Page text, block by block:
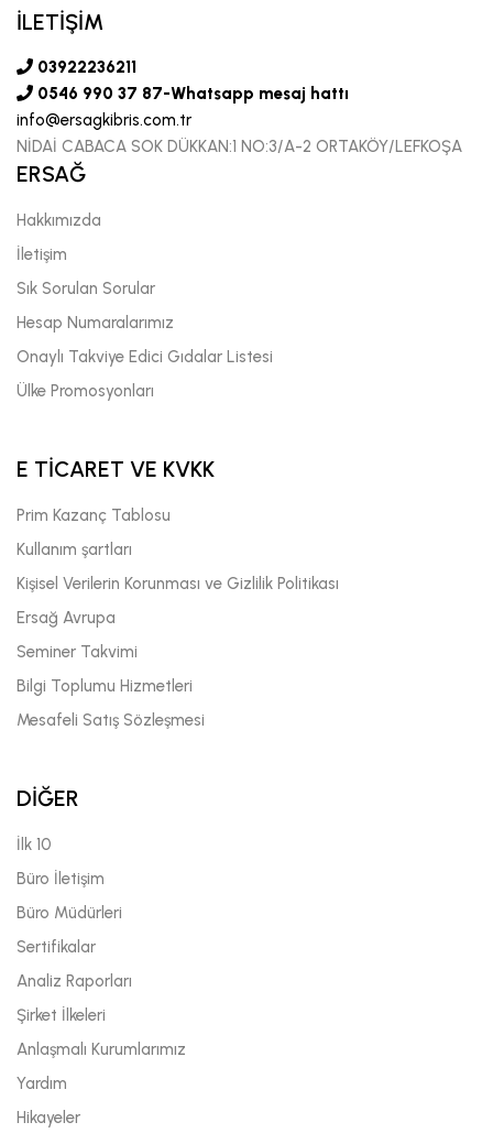
İLETİŞİM
03922236211
0546 990 37 87-Whatsapp mesaj hattı
info@ersagkibris.com.tr
NİDAİ CABACA SOK DÜKKAN:1 NO:3/A-2 ORTAKÖY/LEFKOŞA
ERSAĞ
Hakkımızda
İletişim
Sık Sorulan Sorular
Hesap Numaralarımız
Onaylı Takviye Edici Gıdalar Listesi
Ülke Promosyonları
E TİCARET VE KVKK
Prim Kazanç Tablosu
Kullanım şartları
Kişisel Verilerin Korunması ve Gizlilik Politikası
Ersağ Avrupa
Seminer Takvimi
Bilgi Toplumu Hizmetleri
Mesafeli Satış Sözleşmesi
DİĞER
İlk 10
Büro İletişim
Büro Müdürleri
Sertifikalar
Analiz Raporları
Şirket İlkeleri
Anlaşmalı Kurumlarımız
Yardım
Hikayeler